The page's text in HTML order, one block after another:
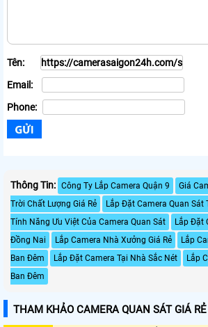
Tên:
Email:
Phone:
Thông Tin: Công Ty Lắp Camera Quận 9
Giá
Trời Chất Lượng Giá Rẻ
Lắp Đặt Camera Quan Sát
Tính Năng Ưu Việt Của Camera Quan Sát
Lắp Đặt
Đồng Nai
Lắp Camera Nhà Xưởng Giá Rẻ
Lắp
Ban Đêm
Lắp Đặt Camera Tại Nhà Sắc Nét
Lắp
Ban Đêm
THAM KHẢO CAMERA QUAN SÁT GIÁ RẺ